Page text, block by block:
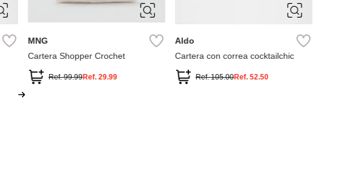
MNG
Cartera Shopper Crochet
Ref.99.99Ref.29.99
Aldo
Cartera con correa cocktailchic
Ref.105.00Ref. 52.50